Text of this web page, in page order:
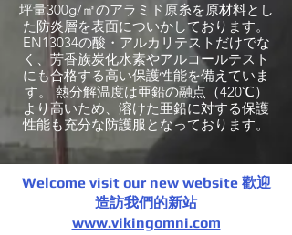
坪量300g/㎡のアラミド原糸を原材料とし
た防炎層を表面についかしております。
EN13034の酸・アルカリテストだけでな
く、芳香族炭化水素やアルコールテスト
にも合格する高い保護性能を備えていま
す。 熱分解温度は亜鉛の融点（420℃）
より高いため、溶けた亜鉛に対する保護
性能も充分な防護服となっております。
Welcome visit our new website 歡迎
造訪我們的新站
www.vikingomni.com